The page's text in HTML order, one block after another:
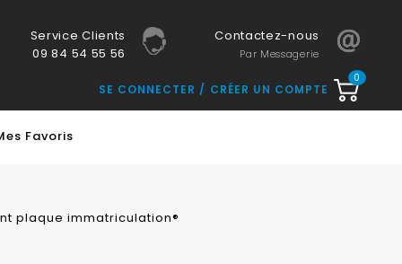
Service Clients
09 84 54 55 56
Contactez-nous
Par Messagerie
0
SE CONNECTER CRÉER UN COMPTE
Favoris
plaque immatriculation®